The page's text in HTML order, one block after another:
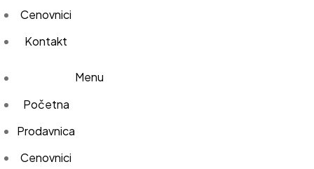
Cenovnici
Kontakt
Početna
Prodavnica
Cenovnici
Menu